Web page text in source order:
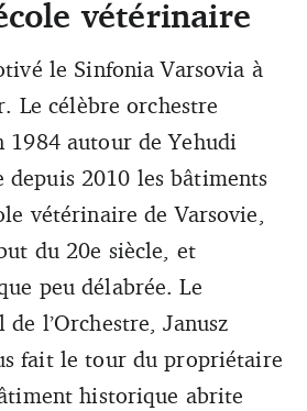
vétérinaire
le Sinfonia Varsovia à
Le célèbre orchestre
1984 autour de Yehudi
depuis 2010 les bâtiments
vétérinaire de Varsovie,
du 20e siècle, et
peu délabrée. Le
l’Orchestre, Janusz
fait le tour du propriétaire
historique abrite